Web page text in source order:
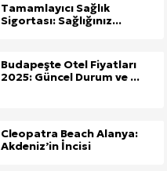
Tamamlayıcı Sağlık
Sigortası: Sağlığınız...
Budapeşte Otel Fiyatları
2025: Güncel Durum ve ...
Cleopatra Beach Alanya:
Akdeniz’in İncisi